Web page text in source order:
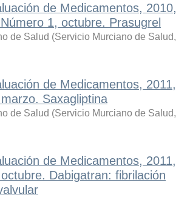
de Medicamentos, 2010,
1, octubre. Prasugrel
de Salud (Servicio Murciano de Salud,
de Medicamentos, 2011,
Saxagliptina
de Salud (Servicio Murciano de Salud,
de Medicamentos, 2011,
Dabigatran: fibrilación